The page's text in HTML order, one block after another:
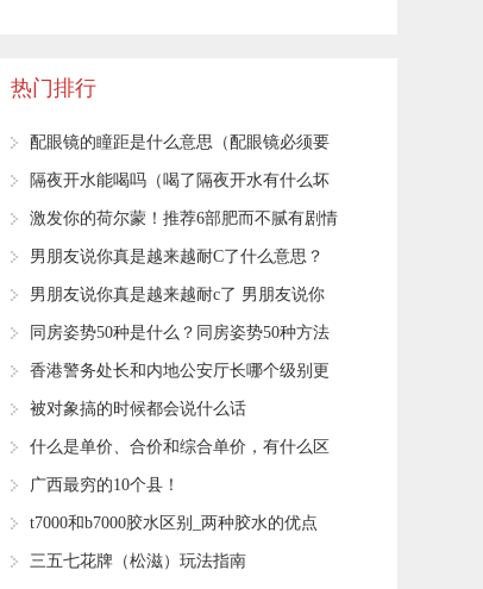
热门排行
​配眼镜的瞳距是什么意思（配眼镜必须要
测量瞳距吗）
​隔夜开水能喝吗（喝了隔夜开水有什么坏
处）
​激发你的荷尔蒙！推荐6部肥而不腻有剧情
有肉的古言小说
​男朋友说你真是越来越耐C了什么意思？
​男朋友说你真是越来越耐c了 男朋友说你
真是越来越耐c了为什么
​同房姿势50种是什么？同房姿势50种方法
​香港警务处长和内地公安厅长哪个级别更
高？
​被对象搞的时候都会说什么话
​什么是单价、合价和综合单价，有什么区
别？看完你就明白了
​广西最穷的10个县！
​t7000和b7000胶水区别_两种胶水的优点
​三五七花牌（松滋）玩法指南